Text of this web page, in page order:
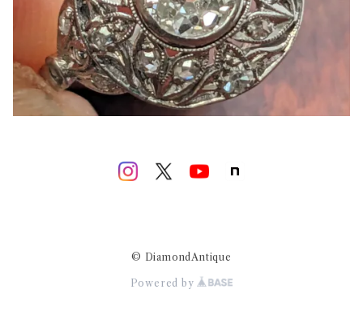
© DiamondAntique
Powered by